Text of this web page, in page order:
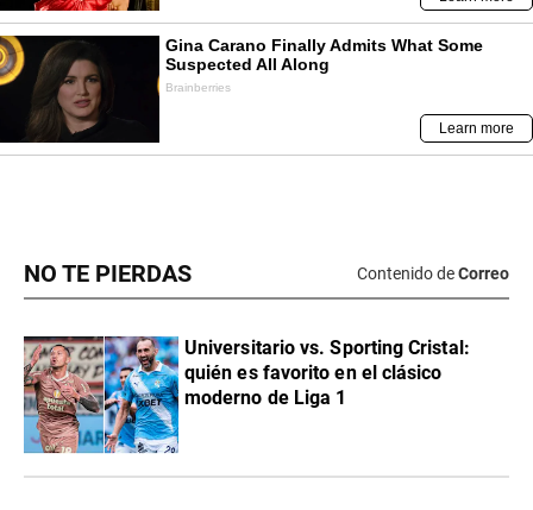
NO TE PIERDAS Contenido deCorreo
Universitario vs. Sporting Cristal:
quién es favorito en el clásico
moderno de Liga 1